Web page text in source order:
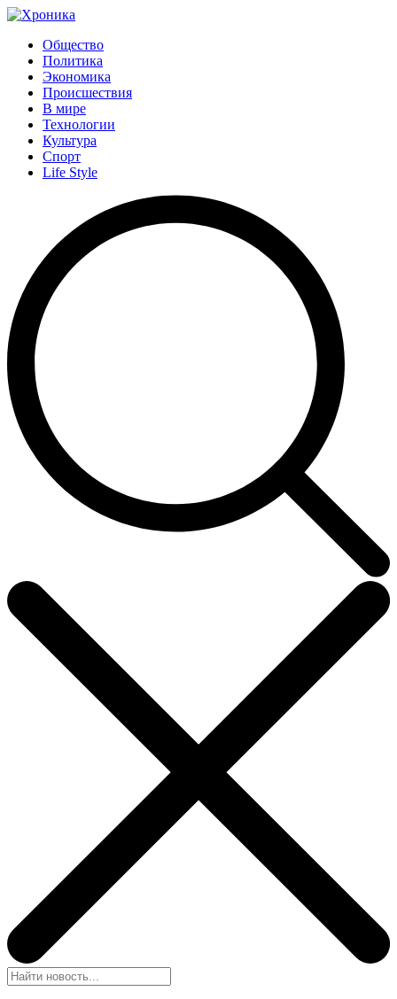
Общество
Политика
Экономика
Происшествия
В мире
Технологии
Культура
Спорт
Life Style